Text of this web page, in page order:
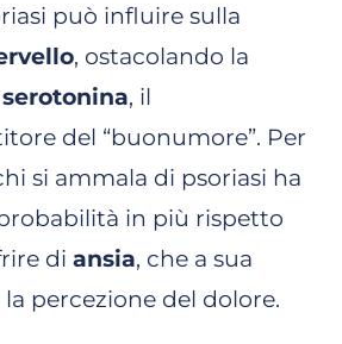
può influire sulla
, ostacolando la
serotonina, il
del “buonumore”. Per
si ammala di psoriasi ha
in più rispetto
di ansia, che a sua
percezione del dolore.